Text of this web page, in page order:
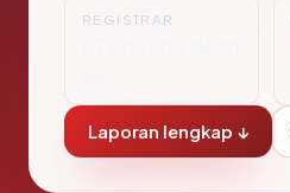
REGISTRAR
Laporan lengkap ↓